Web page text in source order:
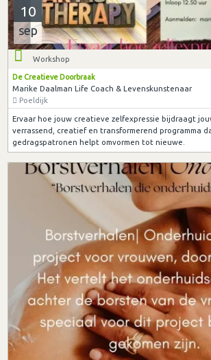
10
sep
Workshop
De Creatieve Doorbraak
Marike Daalman Life Coach & Levenskunstenaar
Poeldijk
Ervaar hoe jouw creatieve zelfexpressie bijdraagt
verrassend, creatief en transformerend programma
gedragspatronen helpt omvormen tot nieuwe.